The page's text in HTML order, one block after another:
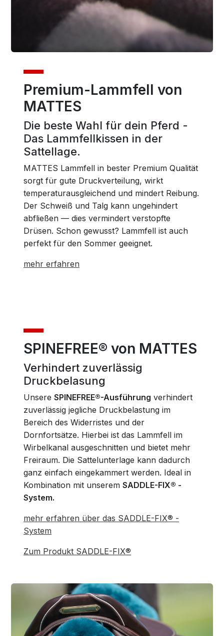
Premium-Lammfell von
MATTES
Die beste Wahl für dein Pferd -
Das Lammfellkissen in der
Sattellage.
MATTES Lammfell in bester Premium Qualität
sorgt für gute Druckverteilung, wirkt
temperaturausgleichend und mindert Reibung.
Der Schweiß und Talg kann ungehindert
abfließen — dies vermindert verstopfte
Drüsen. Schon gewusst? Lammfell ist auch
perfekt für den Sommer geeignet.
mehr erfahren
SPINEFREE® von MATTES
Verhindert zuverlässig
Druckbelasung
Unsere SPINEFREE®-Ausführung verhindert
zuverlässig jegliche Druckbelastung im
Bereich des Widerristes und der
Dornfortsätze. Hierbei ist das Lammfell im
Wirbelkanal ausgeschnitten und bietet mehr
Freiraum. Die Sattelunterlage kann dadurch
ganz einfach eingekammert werden. Ideal in
Kombination mit unserem SADDLE-FIX® -
System.
mehr erfahren über das SADDLE-FIX® -
System
Zum Produkt SADDLE-FIX®